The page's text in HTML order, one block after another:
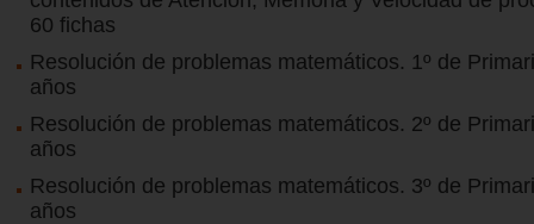
60 fichas
Resolución de problemas matemáticos. 1º de
años
Resolución de problemas matemáticos. 2º de
años
Resolución de problemas matemáticos. 3º de
años